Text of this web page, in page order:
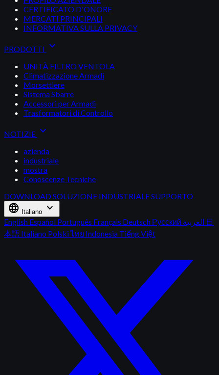
CERTIFICATO D'ONORE
MERCATI PRINCIPALI
INFORMATIVA SULLA PRIVACY
PRODOTTI expand_more
UNITÀ FILTRO VENTOLA
Climatizzazione Armadi
Morsettiere
Sistema Sbarre
Accessori per Armadi
Trasformatori di Controllo
NOTIZIE expand_more
azienda
industriale
mostra
Conoscenze Tecniche
DOWNLOADSOLUZIONE INDUSTRIALESUPPORTO
language Italiano expand_more
English Español Português Français Deutsch Русский
日
本語 Italiano Polskiไทย Indonesia Tiếng Việt